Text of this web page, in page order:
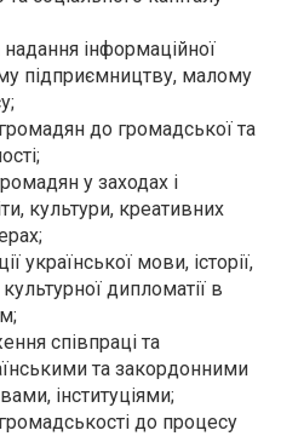
інформаційної
підприємництву, малому
до громадської та
у заходах і
культури, креативних
української мови, історії,
дипломатії в
співпраці та
та закордонними
інституціями;
до процесу